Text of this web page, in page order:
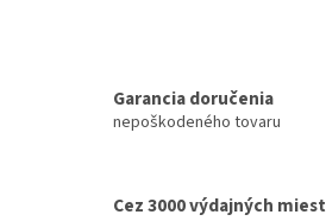
Garancia doručenia
nepoškodeného tovaru
Cez 3000 výdajných miest